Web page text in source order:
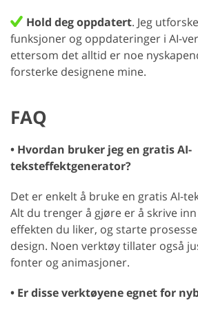
Hold deg oppdatert. Jeg
funksjoner og oppdateringer i AI-
ettersom det alltid er noe
forsterke designene mine.
FAQ
• Hvordan bruker jeg en gratis AI-
teksteffektgenerator?
Det er enkelt å bruke en gratis AI-
Alt du trenger å gjøre er å skrive
effekten du liker, og starte
design. Noen verktøy tillater også
fonter og animasjoner.
• Er disse verktøyene egnet for